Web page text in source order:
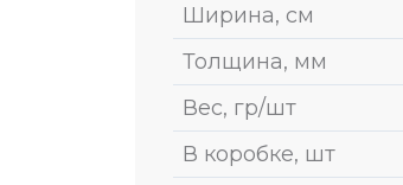
Ширина, см
Толщина, мм
Вес, гр/шт
В коробке, шт